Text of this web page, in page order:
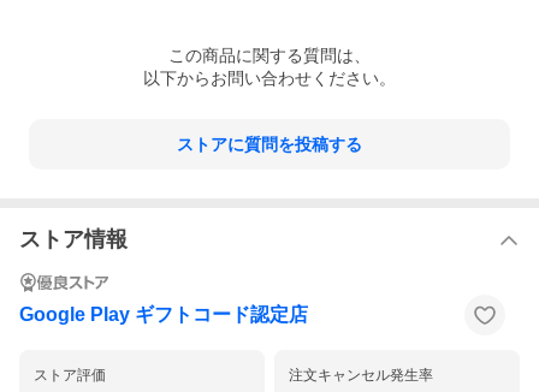
この商品に関する質問は、
以下からお問い合わせください。
ストアに質問を投稿する
ストア情報
Google Play ギフトコード認定店
ストア評価 注文キャンセル発生率